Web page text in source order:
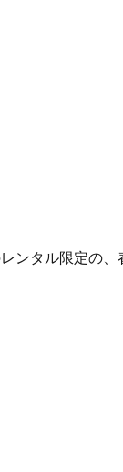
ンタル限定の